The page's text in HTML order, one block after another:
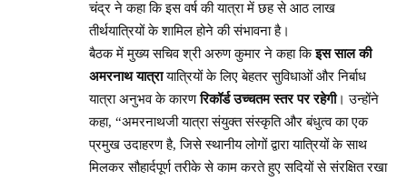
चंद्र ने कहा कि इस वर्ष की यात्रा में छह से आठ लाख
तीर्थयात्रियों के शामिल होने की संभावना है।
बैठक में मुख्य सचिव श्री अरुण कुमार ने कहा किइस साल की
अमरनाथ यात्रायात्रियों के लिए बेहतर सुविधाओं और निर्बाध
यात्रा अनुभव के कारणरिकॉर्ड उच्चतम स्तर पर रहेगी। उन्होंने
कहा, “अमरनाथजी यात्रा संयुक्त संस्कृति और बंधुत्व का एक
प्रमुख उदाहरण है, जिसे स्थानीय लोगों द्वारा यात्रियों के साथ
मिलकर सौहार्दपूर्ण तरीके से काम करते हुए सदियों से संरक्षित रखा